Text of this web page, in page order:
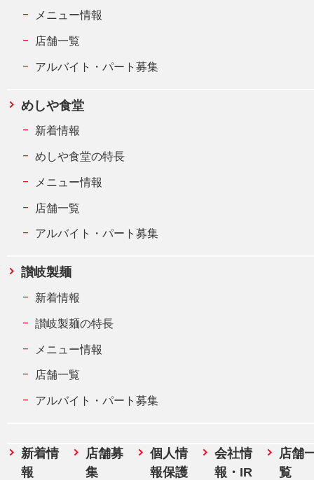
メニュー情報
店舗一覧
アルバイト・パート募集
めしや食堂
新着情報
めしや食堂の特長
メニュー情報
店舗一覧
アルバイト・パート募集
讃岐製麺
新着情報
讃岐製麺の特長
メニュー情報
店舗一覧
アルバイト・パート募集
新着情
報
店舗募
集
個人情
報保護
会社情
報・IR
店舗
覧